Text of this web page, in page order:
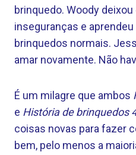
brinquedo. Woody
inseguranças e
brinquedos normais.
amar novamente. Não
É um milagre que ambos
e História de brinquedos
coisas novas para fazer
bem, pelo menos a